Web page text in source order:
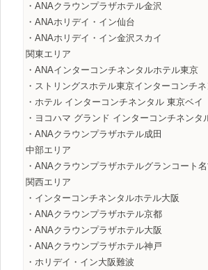
・ANAクラウンプラザホテル金沢
・ANAホリデイ・イン仙台
・ANAホリデイ・イン金沢スカイ
関東エリア
・ANAインターコンチネンタルホテル東京
・ストリングスホテル東京インターコンチ
・ホテル インターコンチネンタル 東京ベイ
・ヨコハマ グランド インターコンチネンタ
・ANAクラウンプラザホテル成田
中部エリア
・ANAクラウンプラザホテルグランコート
関西エリア
・インターコンチネンタルホテル大阪
・ANAクラウンプラザホテル京都
・ANAクラウンプラザホテル大阪
・ANAクラウンプラザホテル神戸
・ホリデイ・イン大阪難波